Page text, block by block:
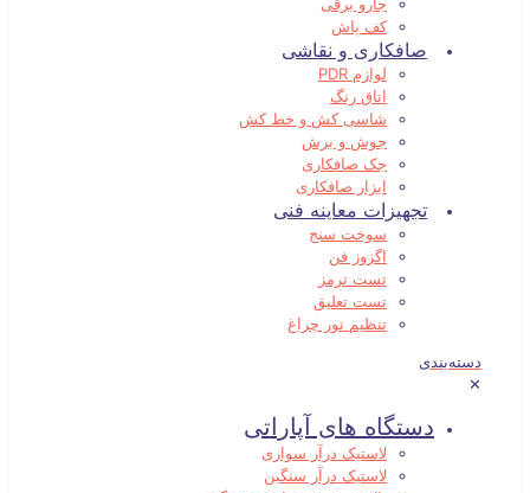
کف پاش
صافکاری و نقاشی
لوازم PDR
اتاق رنگ
شاسی کش و خط کش
جوش و برش
جک صافکاری
ابزار صافکاری
تجهیزات معاینه فنی
سوخت سنج
اگزوز فن
تست ترمز
تست تعلیق
تنظیم نور چراغ
دسته‌بندی
✕
دستگاه های آپاراتی
لاستیک درآر سواری
لاستیک درآر سنگین